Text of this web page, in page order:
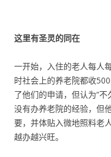
这里有圣灵的同在
一开始，入住的老人每人
时社会上的养老院都收
了他们的申请，但认为“
没有办养老院的经验，但
要，并体贴入微地照料老
越办越兴旺。